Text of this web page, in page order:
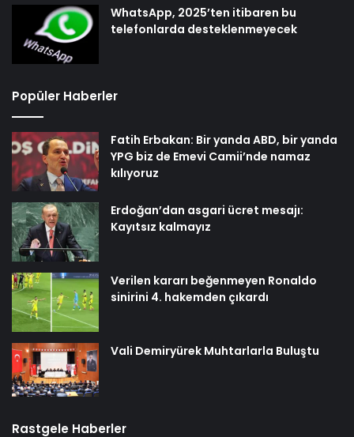
WhatsApp, 2025’ten itibaren bu
telefonlarda desteklenmeyecek
Popüler Haberler
Fatih Erbakan: Bir yanda ABD, bir yanda
YPG biz de Emevi Camii’nde namaz
kılıyoruz
Erdoğan’dan asgari ücret mesajı:
Kayıtsız kalmayız
Verilen kararı beğenmeyen Ronaldo
sinirini 4. hakemden çıkardı
Vali Demiryürek Muhtarlarla Buluştu
Rastgele Haberler